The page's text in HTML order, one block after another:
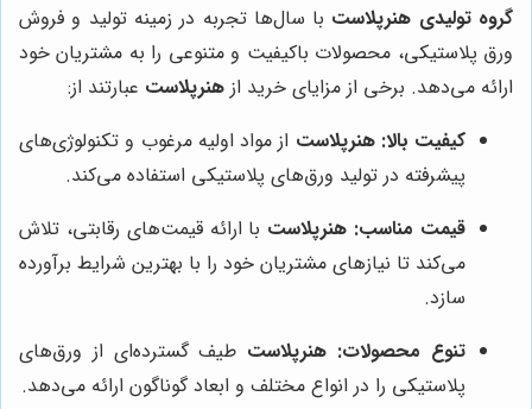
گروه تولیدی هنرپلاست با سال‌ها تجربه در زمینه تولید و فروش
ورق پلاستیکی، محصولات باکیفیت و متنوعی را به مشتریان خود
ارائه می‌دهد. برخی از مزایای خرید از هنرپلاست عبارتند از:
کیفیت بالا: هنرپلاست از مواد اولیه مرغوب و تکنولوژی‌های
پیشرفته در تولید ورق‌های پلاستیکی استفاده می‌کند.
قیمت مناسب: هنرپلاست با ارائه قیمت‌های رقابتی، تلاش
می‌کند تا نیازهای مشتریان خود را با بهترین شرایط برآورده
سازد.
تنوع محصولات: هنرپلاست طیف گسترده‌ای از ورق‌های
پلاستیکی را در انواع مختلف و ابعاد گوناگون ارائه می‌دهد.